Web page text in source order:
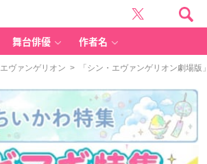
舞台俳優 作者名
エヴァンゲリオン > 「シン・エヴァンゲリオン劇場版